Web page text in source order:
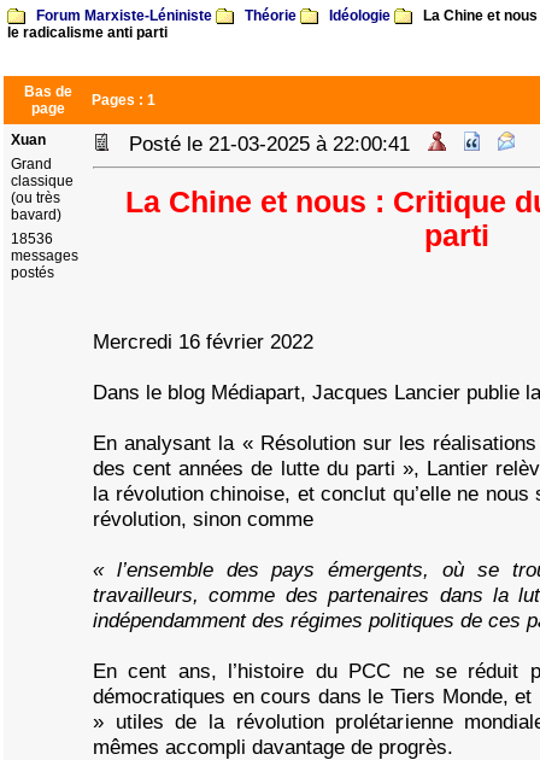
Forum Marxiste-Léniniste Théorie Idéologie
La Chine et
le radicalisme anti parti
Bas de
page
Pages : 1
Xuan
Grand
classique
(ou très
bavard)
18536
messages
postés
Posté le 21-03-2025 à 22:00:41
La Chine et nous : Critique
parti
Mercredi 16 février 2022
Dans le blog Médiapart, Jacques Lancier publie
En analysant la « Résolution sur les
des cent années de lutte du parti », Lantier
la révolution chinoise, et conclut qu’elle ne nous
révolution, sinon comme
« l’ensemble des pays émergents, où se
travailleurs, comme des partenaires dans la
indépendamment des régimes politiques de ces
En cent ans, l’histoire du PCC ne se réduit
démocratiques en cours dans le Tiers Monde,
» utiles de la révolution prolétarienne
mêmes accompli davantage de progrès.